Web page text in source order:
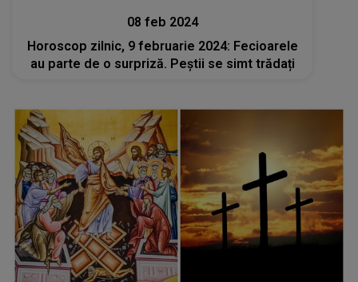
08 feb 2024
Horoscop zilnic, 9 februarie 2024: Fecioarele
au parte de o surpriză. Peștii se simt trădați